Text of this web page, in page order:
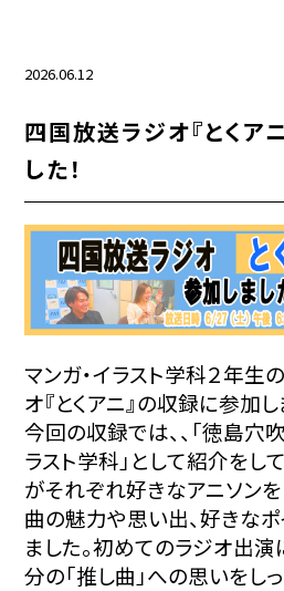
2026.06.12
四国放送ラジオ『とくア
した！
マンガ・イラスト学科２年生
オ『とくアニ』の収録に参加し
今回の収録では、、「徳島穴
ラスト学科」として紹介をし
がそれぞれ好きなアニソンを
曲の魅力や思い出、好きな
ました。初めてのラジオ出演
分の「推し曲」への思いをし